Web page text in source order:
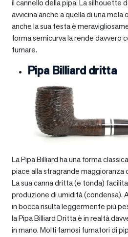
il cannello della pipa. La silhouette
avvicina anche a quella di una
anche la sua testa è
forma semicurva la rende davvero
fumare.
Pipa Billiard dritta
La Pipa Billiard ha una forma
piace alla stragrande maggioranza
La sua canna dritta (e tonda)
produzione di umidità (condensa).
in bocca risulta leggermente più
la Pipa Billiard Dritta è in realtà
in mano. Molti famosi fumatori di